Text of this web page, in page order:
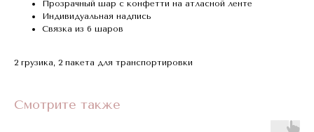
Прозрачный шар с конфетти на атласной ленте
Индивидуальная надпись
Связка из 6 шаров
2 грузика, 2 пакета для транспортировки
Смотрите также